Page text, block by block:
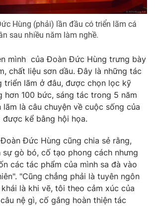
Hùng (phải) lần đầu có triển lãm cá
sau nhiều năm làm nghề.
mình của Đoàn Đức Hùng trưng bày
chất liệu sơn dầu. Đây là những tác
triển lãm ở đâu, được chọn lọc kỹ
hơn 100 bức, sáng tác trong 5 năm
lãm là câu chuyện về cuộc sống của
kể bằng hội họa.
Đức Hùng cũng chia sẻ rằng,
sự gò bó, cố tạo phong cách nhưng
các tác phẩm của mình sa đà vào
"Cũng chẳng phải là tuyên ngôn
là khi vẽ, tôi theo cảm xúc của
nệ gì, cố gắng hoàn thiện tác